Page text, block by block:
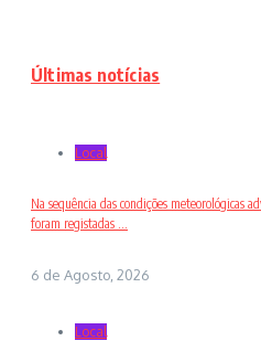
Últimas notícias
Local
Na sequência das condições meteorológicas
foram registadas ...
6 de Agosto, 2026
Local